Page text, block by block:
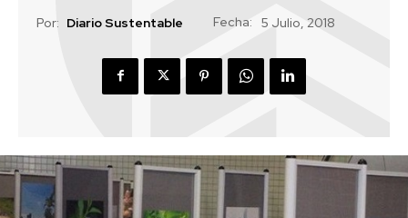
Por: Diario Sustentable Fecha: 5 Julio, 2018